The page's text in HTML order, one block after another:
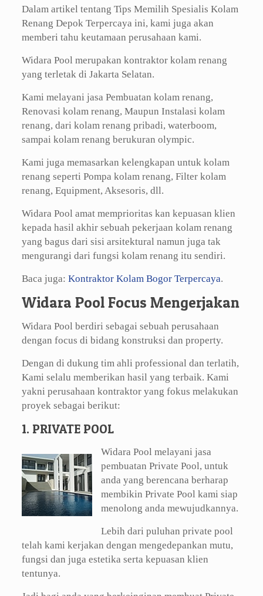
Dalam artikel tentang Tips Memilih Spesialis Kolam
Renang Depok Terpercaya ini, kami juga akan
memberi tahu keutamaan perusahaan kami.
Widara Pool merupakan kontraktor kolam renang
yang terletak di Jakarta Selatan.
Kami melayani jasa Pembuatan kolam renang,
Renovasi kolam renang, Maupun Instalasi kolam
renang, dari kolam renang pribadi, waterboom,
sampai kolam renang berukuran olympic.
Kami juga memasarkan kelengkapan untuk kolam
renang seperti Pompa kolam renang, Filter kolam
renang, Equipment, Aksesoris, dll.
Widara Pool amat memprioritas kan kepuasan klien
kepada hasil akhir sebuah pekerjaan kolam renang
yang bagus dari sisi arsitektural namun juga tak
mengurangi dari fungsi kolam renang itu sendiri.
Baca juga: Kontraktor Kolam Bogor Terpercaya.
Widara Pool Focus Mengerjakan
Widara Pool berdiri sebagai sebuah perusahaan
dengan focus di bidang konstruksi dan property.
Dengan di dukung tim ahli professional dan terlatih,
Kami selalu memberikan hasil yang terbaik. Kami
yakni perusahaan kontraktor yang fokus melakukan
proyek sebagai berikut:
1. PRIVATE POOL
Widara Pool melayani jasa
pembuatan Private Pool, untuk
anda yang berencana berharap
membikin Private Pool kami siap
menolong anda mewujudkannya.
Lebih dari puluhan private pool
telah kami kerjakan dengan mengedepankan mutu,
fungsi dan juga estetika serta kepuasan klien
tentunya.